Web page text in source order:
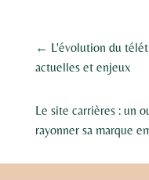
← L'évolution du
actuelles et enjeux
Le site carrières : un
rayonner sa marque